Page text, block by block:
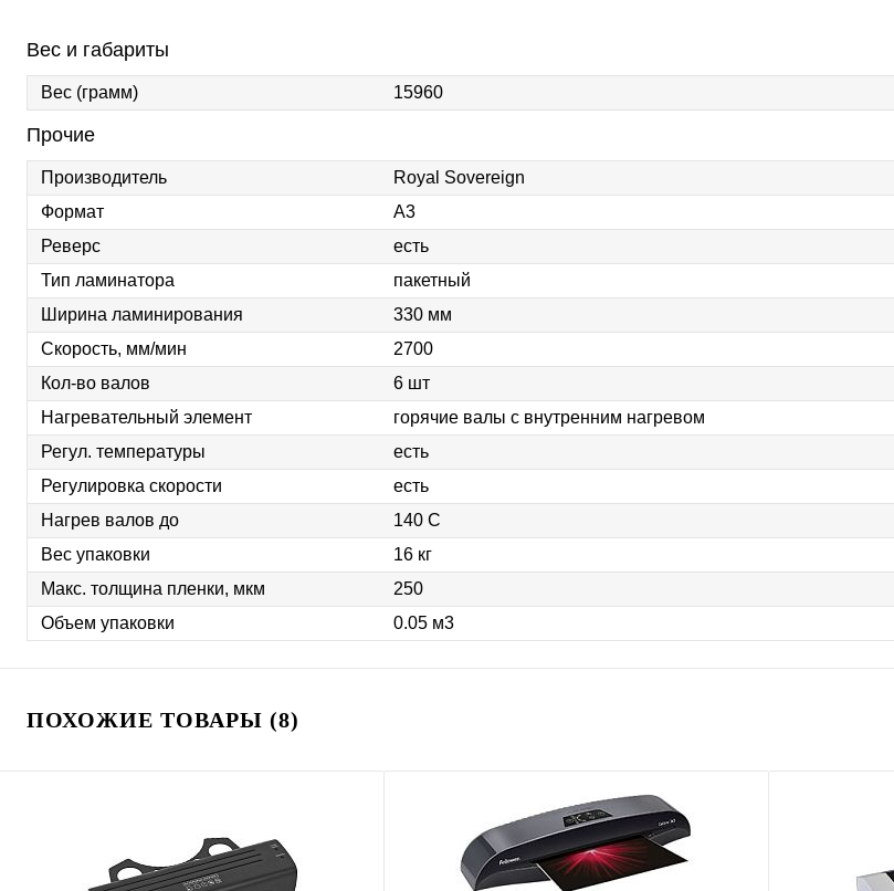
Вес и габариты
Вес (грамм) 15960
Прочие
Производитель
Royal Sovereign
Формат
А3
Реверс
есть
Тип ламинатора
пакетный
Ширина ламинирования
330 мм
Скорость, мм/мин
2700
Кол-во валов
6 шт
Нагревательный элемент
горячие валы с внутренним нагревом
Регул. температуры
есть
Регулировка скорости
есть
Нагрев валов до
140 C
Вес упаковки
16 кг
Макс. толщина пленки, мкм
250
Объем упаковки
0.05 м3
ПОХОЖИЕ ТОВАРЫ (8)